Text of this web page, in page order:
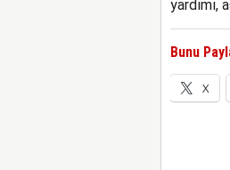
yardımı,
Bunu
X